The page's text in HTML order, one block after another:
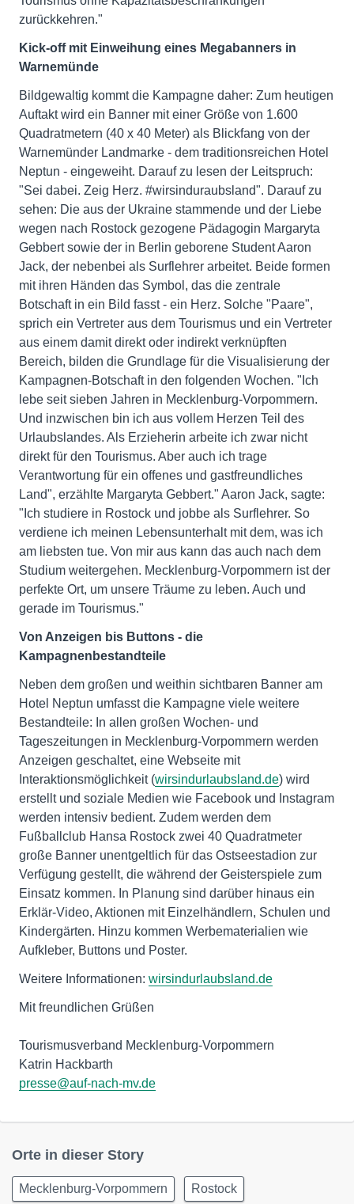
zurückkehren."
Kick-off mit Einweihung eines Megabanners in
Warnemünde
Bildgewaltig kommt die Kampagne daher: Zum heutigen
Auftakt wird ein Banner mit einer Größe von 1.600
Quadratmetern (40 x 40 Meter) als Blickfang von der
Warnemünder Landmarke - dem traditionsreichen Hotel
Neptun - eingeweiht. Darauf zu lesen der Leitspruch:
"Sei dabei. Zeig Herz. #wirsinduraubsland". Darauf zu
sehen: Die aus der Ukraine stammende und der Liebe
wegen nach Rostock gezogene Pädagogin Margaryta
Gebbert sowie der in Berlin geborene Student Aaron
Jack, der nebenbei als Surflehrer arbeitet. Beide formen
mit ihren Händen das Symbol, das die zentrale
Botschaft in ein Bild fasst - ein Herz. Solche "Paare",
sprich ein Vertreter aus dem Tourismus und ein Vertreter
aus einem damit direkt oder indirekt verknüpften
Bereich, bilden die Grundlage für die Visualisierung der
Kampagnen-Botschaft in den folgenden Wochen. "Ich
lebe seit sieben Jahren in Mecklenburg-Vorpommern.
Und inzwischen bin ich aus vollem Herzen Teil des
Urlaubslandes. Als Erzieherin arbeite ich zwar nicht
direkt für den Tourismus. Aber auch ich trage
Verantwortung für ein offenes und gastfreundliches
Land", erzählte Margaryta Gebbert." Aaron Jack, sagte:
"Ich studiere in Rostock und jobbe als Surflehrer. So
verdiene ich meinen Lebensunterhalt mit dem, was ich
am liebsten tue. Von mir aus kann das auch nach dem
Studium weitergehen. Mecklenburg-Vorpommern ist der
perfekte Ort, um unsere Träume zu leben. Auch und
gerade im Tourismus."
Von Anzeigen bis Buttons - die
Kampagnenbestandteile
Neben dem großen und weithin sichtbaren Banner am
Hotel Neptun umfasst die Kampagne viele weitere
Bestandteile: In allen großen Wochen- und
Tageszeitungen in Mecklenburg-Vorpommern werden
Anzeigen geschaltet, eine Webseite mit
Interaktionsmöglichkeit (wirsindurlaubsland.de) wird
erstellt und soziale Medien wie Facebook und Instagram
werden intensiv bedient. Zudem werden dem
Fußballclub Hansa Rostock zwei 40 Quadratmeter
große Banner unentgeltlich für das Ostseestadion zur
Verfügung gestellt, die während der Geisterspiele zum
Einsatz kommen. In Planung sind darüber hinaus ein
Erklär-Video, Aktionen mit Einzelhändlern, Schulen und
Kindergärten. Hinzu kommen Werbematerialien wie
Aufkleber, Buttons und Poster.
Weitere Informationen: wirsindurlaubsland.de
Mit freundlichen Grüßen
Tourismusverband Mecklenburg-Vorpommern
presse@auf-nach-mv.de
Orte in dieser Story
Mecklenburg-Vorpommern Rostock